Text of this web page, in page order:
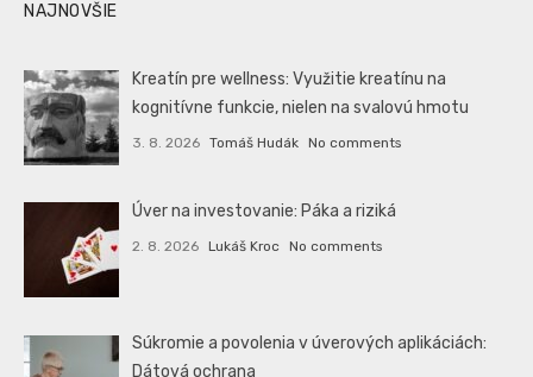
NAJNOVŠIE
Kreatín pre wellness: Využitie kreatínu na
kognitívne funkcie, nielen na svalovú hmotu
3. 8. 2026 Tomáš Hudák No comments
Úver na investovanie: Páka a riziká
2. 8. 2026 Lukáš Kroc No comments
Súkromie a povolenia v úverových aplikáciách:
Dátová ochrana